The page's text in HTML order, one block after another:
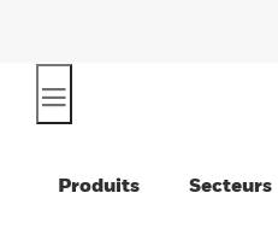
Produits Secteurs